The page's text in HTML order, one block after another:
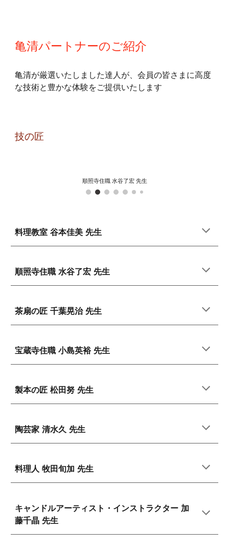
亀清パートナーのご紹介
亀清が厳選いたしました達人が、会員の皆さまに高度
な技術と豊かな体験をご提供いたします
技の匠
順照寺住職 水谷了宏 先生
料理教室 谷本佳美 先生
順照寺住職 水谷了宏 先生
茶扇の匠 千葉晃治 先生
宝蔵寺住職 小島英裕 先生
製本の匠 松田努 先生
陶芸家 清水久 先生
料理人 牧田旬加 先生
キャンドルアーティスト・インストラクター 加
藤千晶 先生